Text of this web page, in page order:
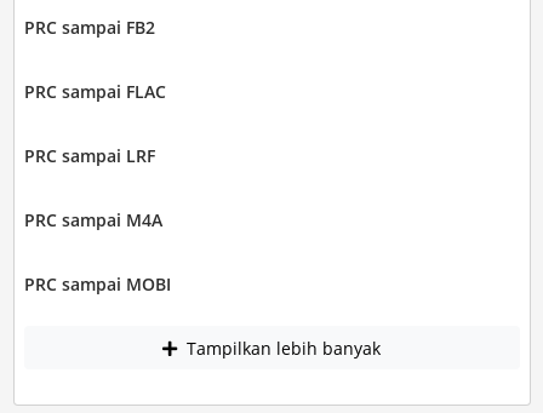
PRC sampai FB2
PRC sampai FLAC
PRC sampai LRF
PRC sampai M4A
PRC sampai MOBI
Tampilkan lebih banyak